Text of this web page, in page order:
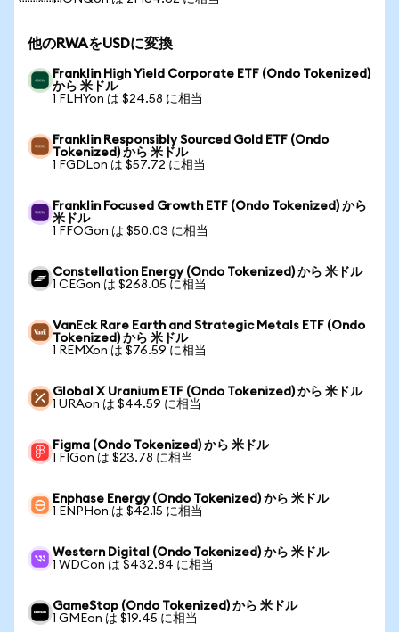
他のRWAをUSDに変換
Franklin High Yield Corporate ETF (Ondo Tokenized)
から 米ドル
1 FLHYon は $24.58 に相当
Franklin Responsibly Sourced Gold ETF (Ondo
Tokenized) から 米ドル
1 FGDLon は $57.72 に相当
Franklin Focused Growth ETF (Ondo Tokenized) から
米ドル
1 FFOGon は $50.03 に相当
Constellation Energy (Ondo Tokenized) から 米ドル
1 CEGon は $268.05 に相当
VanEck Rare Earth and Strategic Metals ETF (Ondo
Tokenized) から 米ドル
1 REMXon は $76.59 に相当
Global X Uranium ETF (Ondo Tokenized) から 米ドル
1 URAon は $44.59 に相当
Figma (Ondo Tokenized) から 米ドル
1 FIGon は $23.78 に相当
Enphase Energy (Ondo Tokenized) から 米ドル
1 ENPHon は $42.15 に相当
Western Digital (Ondo Tokenized) から 米ドル
1 WDCon は $432.84 に相当
GameStop (Ondo Tokenized) から 米ドル
1 GMEon は $19.45 に相当